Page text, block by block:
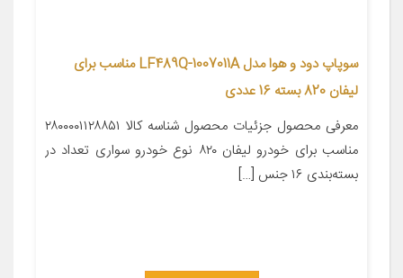
سوپاپ دود و هوا مدل LF489Q-1007011A مناسب برای
لیفان 820 بسته 16 عددی
معرفی محصول جزئیات محصول شناسه کالا ۲۸۰۰۰۰۱۱۲۸۸۵۱
مناسب برای خودرو لیفان ۸۲۰ نوع خودرو سواری تعداد در
بسته‌بندی ۱۶ جنس […]